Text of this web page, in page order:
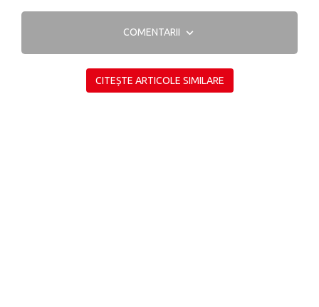
COMENTARII
CITEȘTE ARTICOLE SIMILARE